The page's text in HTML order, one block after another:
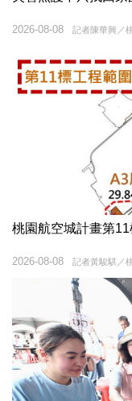
記者陳華興／
2026-08-08
桃園航空城計畫第
記者黃駿騏／
2026-08-08